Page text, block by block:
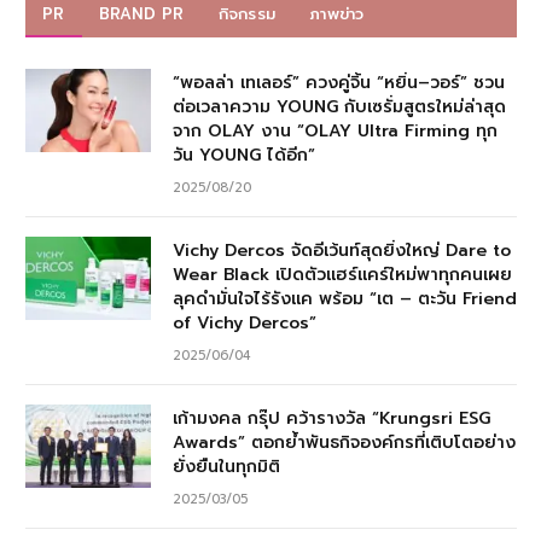
PR BRAND PR กิจกรรม ภาพข่าว
“พอลล่า เทเลอร์” ควงคู่จิ้น “หยิ่น–วอร์” ชวน
ต่อเวลาความ YOUNG กับเซรั่มสูตรใหม่ล่าสุด
จาก OLAY งาน “OLAY Ultra Firming ทุก
วัน YOUNG ได้อีก”
2025/08/20
Vichy Dercos จัดอีเว้นท์สุดยิ่งใหญ่ Dare to
Wear Black เปิดตัวแฮร์แคร์ใหม่พาทุกคนเผย
ลุคดำมั่นใจไร้รังแค พร้อม “เต – ตะวัน Friend
of Vichy Dercos”
2025/06/04
เก้ามงคล กรุ๊ป คว้ารางวัล “Krungsri ESG
Awards” ตอกย้ำพันธกิจองค์กรที่เติบโตอย่าง
ยั่งยืนในทุกมิติ
2025/03/05